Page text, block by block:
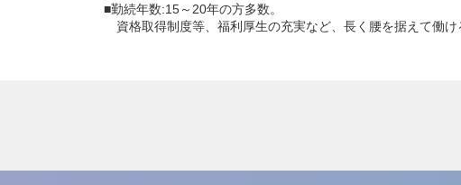
■勤続年数:15～20年の方多数。
資格取得制度等、福利厚生の充実など、長く腰を据えて働け